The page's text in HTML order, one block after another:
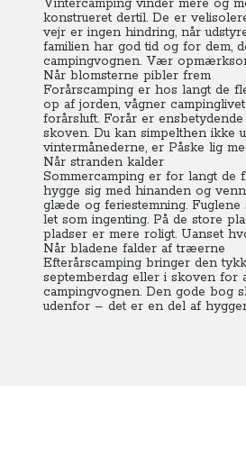
Vintercamping vinder mere og
konstrueret dertil. De er
vejr er ingen hindring, når
familien har god tid og for dem,
campingvognen. Vær
Når blomsterne pibler frem
Forårscamping er hos langt de
op af jorden, vågner
forårsluft. Forår er
skoven. Du kan simpelthen ikke
vintermånederne, er Påske lig
Når stranden kalder
Sommercamping er for langt de
hygge sig med hinanden og
glæde og feriestemning.
let som ingenting. På de store
pladser er mere roligt. Uanset
Når bladene falder af træerne
Efterårscamping bringer den
septemberdag eller i skoven for
campingvognen. Den gode bog
udenfor – det er en del af